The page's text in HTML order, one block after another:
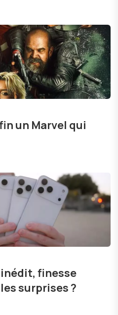
un Marvel qui
inédit, finesse
surprises ?